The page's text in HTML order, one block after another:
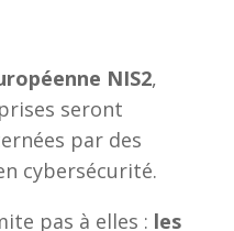
NIS2,
seront
par des
cybersécurité.
pas à elles : les